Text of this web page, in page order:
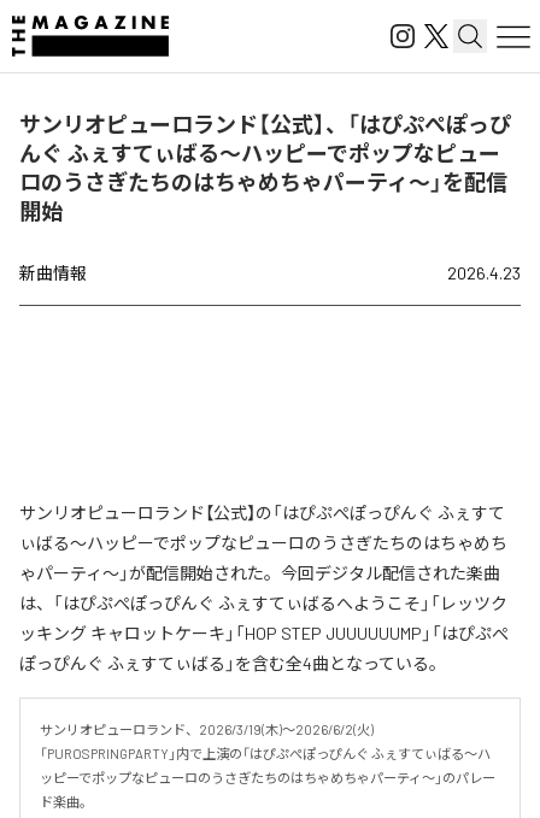
サンリオピューロランド【公式】、「はぴぷぺぽっぴ
んぐ ふぇすてぃばる～ハッピーでポップなピュー
ロのうさぎたちのはちゃめちゃパーティ～」を配信
開始
新曲情報 2026.4.23
サンリオピューロランド【公式】の「はぴぷぺぽっぴんぐ ふぇすて
ぃばる～ハッピーでポップなピューロのうさぎたちのはちゃめち
ゃパーティ～」が配信開始された。今回デジタル配信された楽曲
は、「はぴぷぺぽっぴんぐ ふぇすてぃばるへようこそ」「レッツク
ッキング キャロットケーキ」「HOP STEP JUUUUUUMP」「はぴぷぺ
ぽっぴんぐ ふぇすてぃばる」を含む全4曲となっている。
サンリオピューロランド、2026/3/19(木)～2026/6/2(火)
「PUROSPRINGPARTY」内で上演の「はぴぷぺぽっぴんぐ ふぇすてぃばる～ハ
ッピーでポップなピューロのうさぎたちのはちゃめちゃパーティ～」のパレー
ド楽曲。